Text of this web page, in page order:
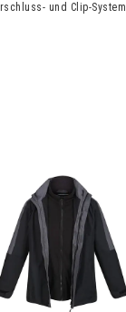
und Clip-System